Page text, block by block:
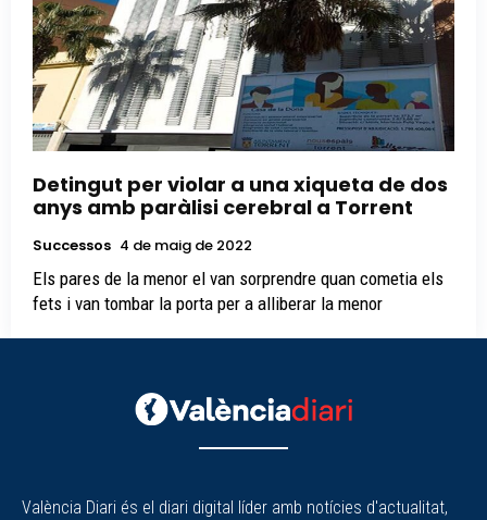
Detingut per violar a una xiqueta de dos
anys amb paràlisi cerebral a Torrent
Successos 4 de maig de 2022
Els pares de la menor el van sorprendre quan cometia els
fets i van tombar la porta per a alliberar la menor
València Diari és el diari digital líder amb notícies d'actualitat,